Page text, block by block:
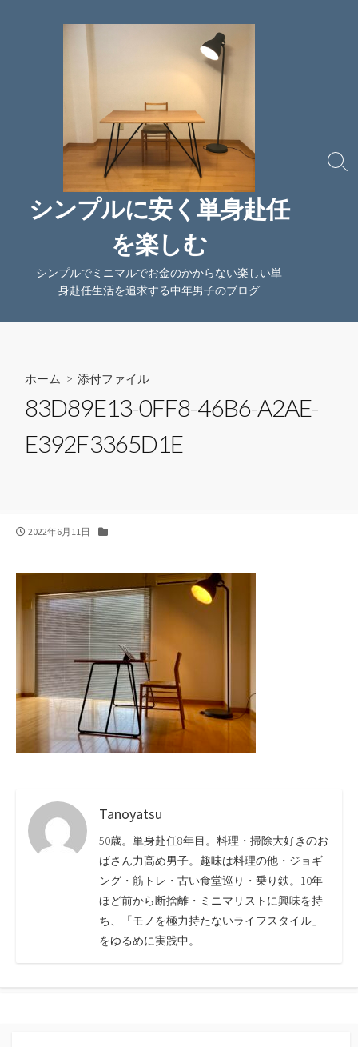
シンプルに安く単身赴任
を楽しむ
シンプルでミニマルでお金のかからない楽しい単
身赴任生活を追求する中年男子のブログ
検
ホーム > 添付ファイル
83D89E13-0FF8-46B6-A2AE-
E392F3365D1E
公
2022年6月11日
リ
ー
Tanoyatsu
50歳。単身赴任8年目。料理・掃除大好きのお
ばさん力高め男子。趣味は料理の他・ジョギ
ング・筋トレ・古い食堂巡り・乗り鉄。10年
ほど前から断捨離・ミニマリストに興味を持
ち、「モノを極力持たないライフスタイル」
をゆるめに実践中。